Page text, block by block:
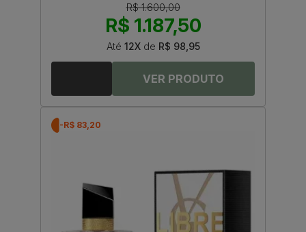
R$ 1.600,00
R$ 1.187,50
Até 12Xde R$ 98,95
-R$ 83,20